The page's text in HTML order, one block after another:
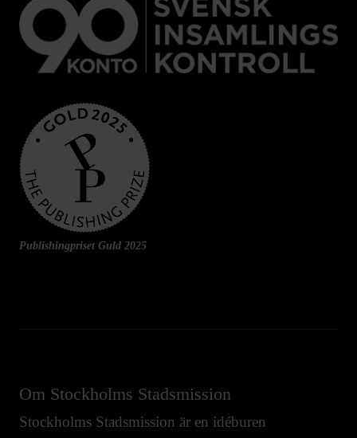
Publishingpriset Guld 2025
Om Stockholms Stadsmission
Stockholms Stadsmission är en idéburen